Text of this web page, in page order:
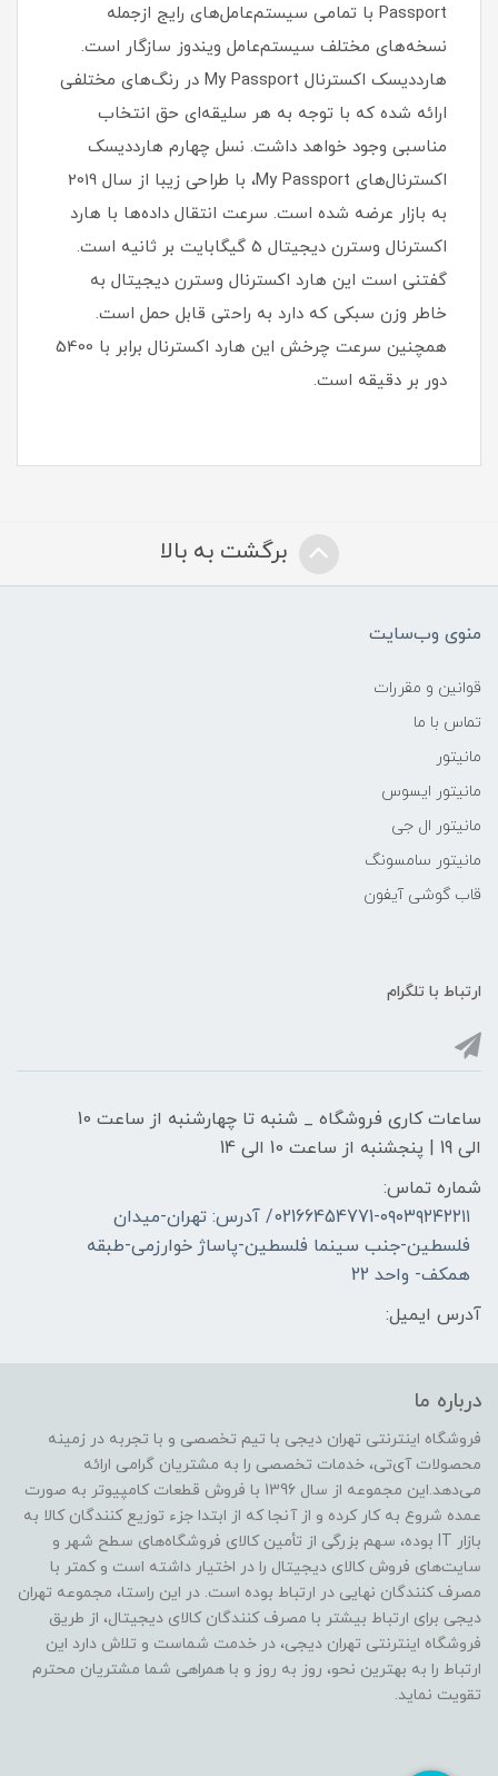
Passport با تمامی سیستم‌عامل‌های رایج ازجمله‌
نسخه‌های مختلف سیستم‌عامل ویندوز سازگار است.
هارددیسک اکسترنال My Passport در رنگ‌های مختلفی
ارائه شده که با توجه به هر سلیقه‌ای حق انتخاب
مناسبی وجود خواهد داشت. نسل چهارم هارددیسک
اکسترنال‌‌‌های My Passport، با طراحی زیبا از سال 2019
به بازار عرضه شده است. سرعت انتقال داده‌ها با هارد
اکسترنال وسترن دیجیتال 5 گیگابایت بر ثانیه است.
گفتنی است این هارد اکسترنال وسترن دیجیتال به
خاطر وزن سبکی که دارد به راحتی قابل حمل است.
همچنین سرعت چرخش این هارد اکسترنال برابر با 5400
دور بر دقیقه است.
برگشت به بالا
منوی وب‌سایت
قوانین و مقررات
تماس با ما
مانیتور
مانیتور ایسوس
مانیتور ال جی
مانیتور سامسونگ
قاب گوشی آیفون
ارتباط با تلگرام
ساعات کاری فروشگاه _ شنبه تا چهارشنبه از ساعت 10
الی 19 | پنجشنبه از ساعت 10 الی 14
شماره تماس:
02166454771-۰۹۰۳۹۲۴۲۲۱۱/ آدرس: تهران-میدان
فلسطین-جنب سینما فلسطین-پاساژ خوارزمی-طبقه
همکف- واحد 22
آدرس ایمیل:
درباره ما
فروشگاه اینترنتی تهران دیجی با تیم تخصصی و با تجربه در زمینه
محصولات آی‌تی، خدمات تخصصی را به مشتریان گرامی ارائه
می‌دهد.این مجموعه از سال 1396 با فروش قطعات کامپیوتر به صورت
عمده شروع به کار کرده و از آنجا که از ابتدا جزء توزیع کنندگان کالا به
بازار IT بوده، سهم بزرگی از تأمین کالای فروشگاه‌های سطح شهر و
سایت‌های فروش کالای دیجیتال را در اختیار داشته است و کمتر با
مصرف کنندگان نهایی در ارتباط بوده است. در این راستا، مجموعه تهران
دیجی برای ارتباط بیشتر با مصرف کنندگان کالای دیجیتال، از طریق
فروشگاه اینترنتی تهران دیجی، در خدمت شماست و تلاش دارد این
ارتباط را به بهترین نحو، روز به روز و با همراهی شما مشتریان محترم
تقویت نماید.